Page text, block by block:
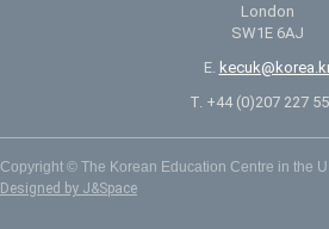
London
SW1E 6AJ
E.
T. +44 (0)207 227
Copyright © The Korean Education Centre in the
Designed by J&Space